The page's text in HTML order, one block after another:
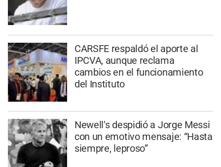
CARSFE respaldó el aporte al
IPCVA, aunque reclama
cambios en el funcionamiento
del Instituto
Newell's despidió a Jorge Messi
con un emotivo mensaje: “Hasta
siempre, leproso”